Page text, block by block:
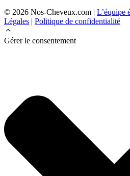
© 2026 Nos-Cheveux.com | L’équipe
Légales | Politique de confidentialité
Gérer le consentement